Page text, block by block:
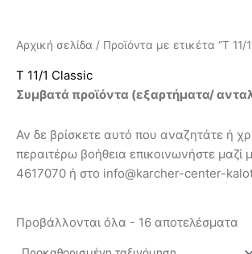
PROFESSIONAL
ΑΞΕΣΟΥΑΡ
ΚΑΘΑΡΙΣΤΙΚΑ
ΥΠΗΡΕΣΙΕΣ-ΝΕΑ-ΛΥΣΕΙΣ
Αρχική σελίδα / Προϊόντα με ετικέτα “T 11/
T 11/1 Classic
Συμβατά προϊόντα (εξαρτήματα/
Αν δε βρίσκετε αυτό που αναζητάτε ή
περαιτέρω βοήθεια επικοινωνήστε μαζί
4617070 ή στο info@karcher-center-
Προβάλλονται όλα - 16 αποτελέσματα